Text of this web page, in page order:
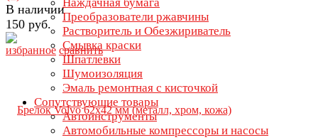
Преобразователи ржавчины
Растворитель и Обезжириватель
Смывка краски
Шпатлевки
Шумоизоляция
Эмаль ремонтная с кисточкой
Сопутствующие товары
Автоинструменты
Автомобильные компрессоры и насосы
избранное сравнить
В наличии
150 руб.